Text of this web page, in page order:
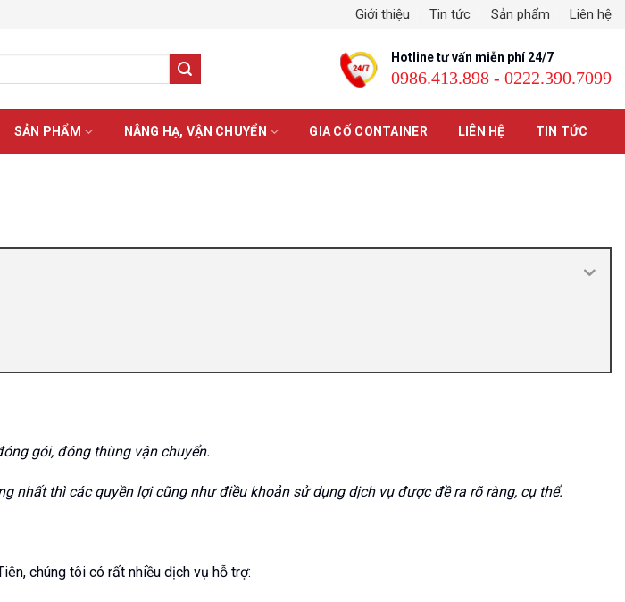
Giới thiệu Tin tức Sản phẩm Liên hệ
Hotline tư vấn miễn phí 24/7
0986.413.898 - 0222.390.7099
SẢN PHẨM NÂNG HẠ, VẬN CHUYỂN GIA CỐ CONTAINER LIÊN HỆ TIN TỨC
gói, đóng thùng vận chuyển.
nhất thì các quyền lợi cũng như điều khoản sử dụng dịch vụ được đề ra rõ ràng, cụ thể.
chúng tôi có rất nhiều dịch vụ hỗ trợ: